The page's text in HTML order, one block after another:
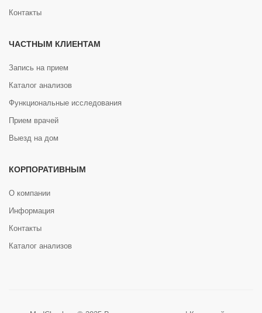
Контакты
ЧАСТНЫМ КЛИЕНТАМ
Запись на прием
Каталог анализов
Функциональные исследования
Прием врачей
Выезд на дом
КОРПОРАТИВНЫМ
О компании
Информация
Контакты
Каталог анализов